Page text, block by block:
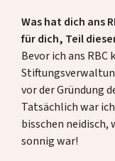
Was hat dich ans
für dich, Teil
Bevor ich ans RBC
vor der Gründung
Tatsächlich war
bisschen neidisch,
sonnig war!